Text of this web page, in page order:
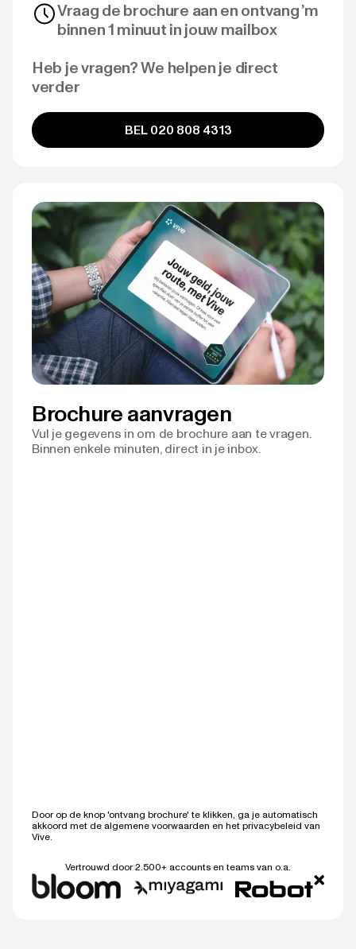
Vraag de brochure aan en ontvang ’m
binnen 1 minuut in jouw mailbox
Heb je vragen? We helpen je direct
verder
BEL 020 808 4313
Brochure aanvragen
Vul je gegevens in om de brochure aan te vragen.
Binnen enkele minuten, direct in je inbox.
Door op de knop 'ontvang brochure' te klikken, ga je automatisch
akkoord met de algemene voorwaarden en het privacybeleid van
Vive.
Vertrouwd door 2.500+ accounts en teams van o.a.